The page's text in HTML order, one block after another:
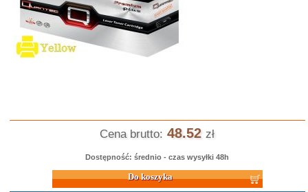
Cena brutto: 48.52 zł
Dostępność: średnio - czas wysyłki 48h
Do koszyka